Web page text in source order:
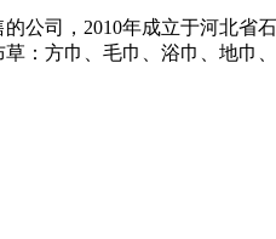
公司，2010年成立于河北
：方巾、毛巾、浴巾、地巾